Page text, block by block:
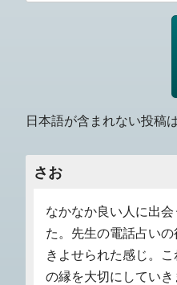
日本語が含まれない投稿
さお
なかなか良い人に出
た。先生の電話占い
きよせられた感じ。
の縁を大切にしていき